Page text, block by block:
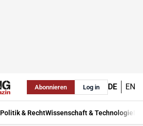
Abonnieren Log in DE EN
Politik & RechtWissenschaft & Technologie